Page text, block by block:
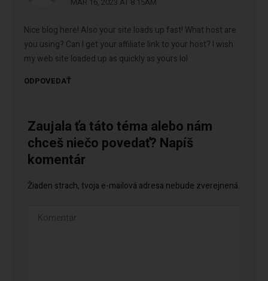
Nice blog here! Also your site loads up fast! What host are
you using? Can I get your affiliate link to your host? I wish
my web site loaded up as quickly as yours lol
ODPOVEDAŤ
Zaujala ťa táto téma alebo nám
chceš niečo povedať? Napíš
komentár
Žiaden strach, tvoja e-mailová adresa nebude zverejnená.